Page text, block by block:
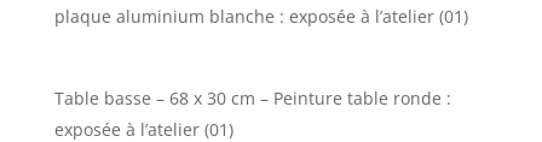
plaque aluminium blanche : exposée à l’atelier (01)
Table basse – 68 x 30 cm – Peinture table ronde :
exposée à l’atelier (01)